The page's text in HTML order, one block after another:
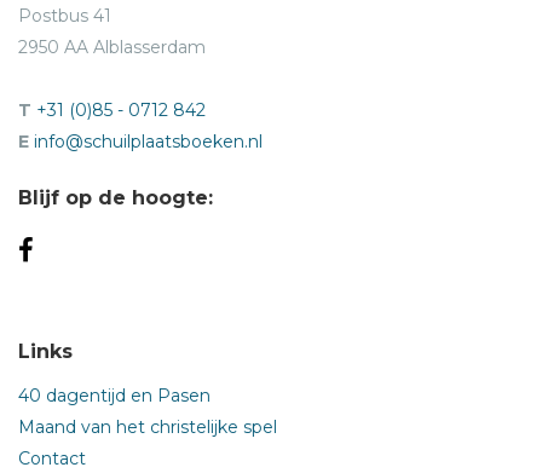
Postbus 41
2950 AA Alblasserdam
T +31 (0)85 - 0712 842
E info@schuilplaatsboeken.nl
Blijf op de hoogte:
Links
40 dagentijd en Pasen
Maand van het christelijke spel
Contact